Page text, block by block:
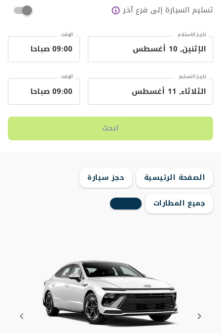
تسليم السيارة إلى فرع آخر
تاريخ الاستلام الوقت
تاريخ التسليم الوقت
ابحث
الصفحة الرئيسية
حجز سيارة
جميع المطارات